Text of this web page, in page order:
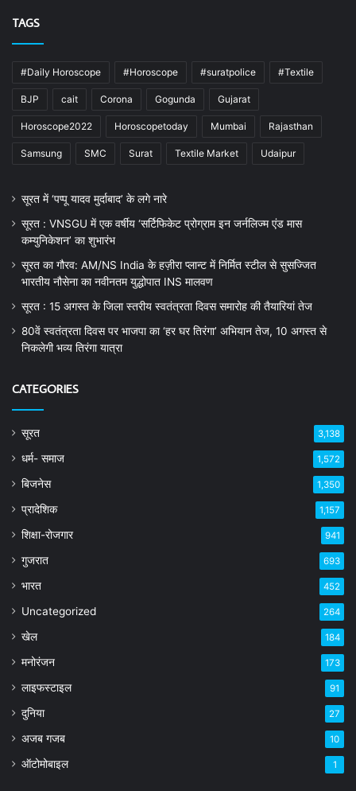
TAGS
#Daily Horoscope #Horoscope #suratpolice #Textile
BJP cait Corona Gogunda Gujarat
Horoscope2022 Horoscopetoday Mumbai Rajasthan
Samsung SMC Surat Textile Market Udaipur
सूरत में ‘पप्पू यादव मुर्दाबाद’ के लगे नारे
सूरत : VNSGU में एक वर्षीय ‘सर्टिफिकेट प्रोग्राम इन जर्नलिज्म एंड मास
कम्युनिकेशन’ का शुभारंभ
सूरत का गौरव: AM/NS India के हज़ीरा प्लान्ट में निर्मित स्टील से सुसज्जित
भारतीय नौसेना का नवीनतम युद्धोपात INS मालवण
सूरत : 15 अगस्त के जिला स्तरीय स्वतंत्रता दिवस समारोह की तैयारियां तेज
80वें स्वतंत्रता दिवस पर भाजपा का ‘हर घर तिरंगा’ अभियान तेज, 10 अगस्त से
निकलेगी भव्य तिरंगा यात्रा
CATEGORIES
सूरत 3,138
धर्म- समाज 1,572
बिजनेस 1,350
प्रादेशिक 1,157
शिक्षा-रोजगार 941
गुजरात 693
भारत 452
Uncategorized 264
खेल 184
मनोरंजन 173
लाइफस्टाइल 91
दुनिया 27
अजब गजब 10
ऑटोमोबाइल 1